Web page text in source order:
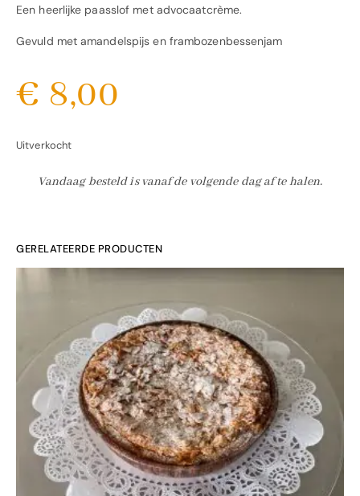
Een heerlijke paasslof met advocaatcrème.
Gevuld met amandelspijs en frambozenbessenjam
€ 8,00
Uitverkocht
Vandaag besteld is vanaf de volgende dag af te halen.
GERELATEERDE PRODUCTEN